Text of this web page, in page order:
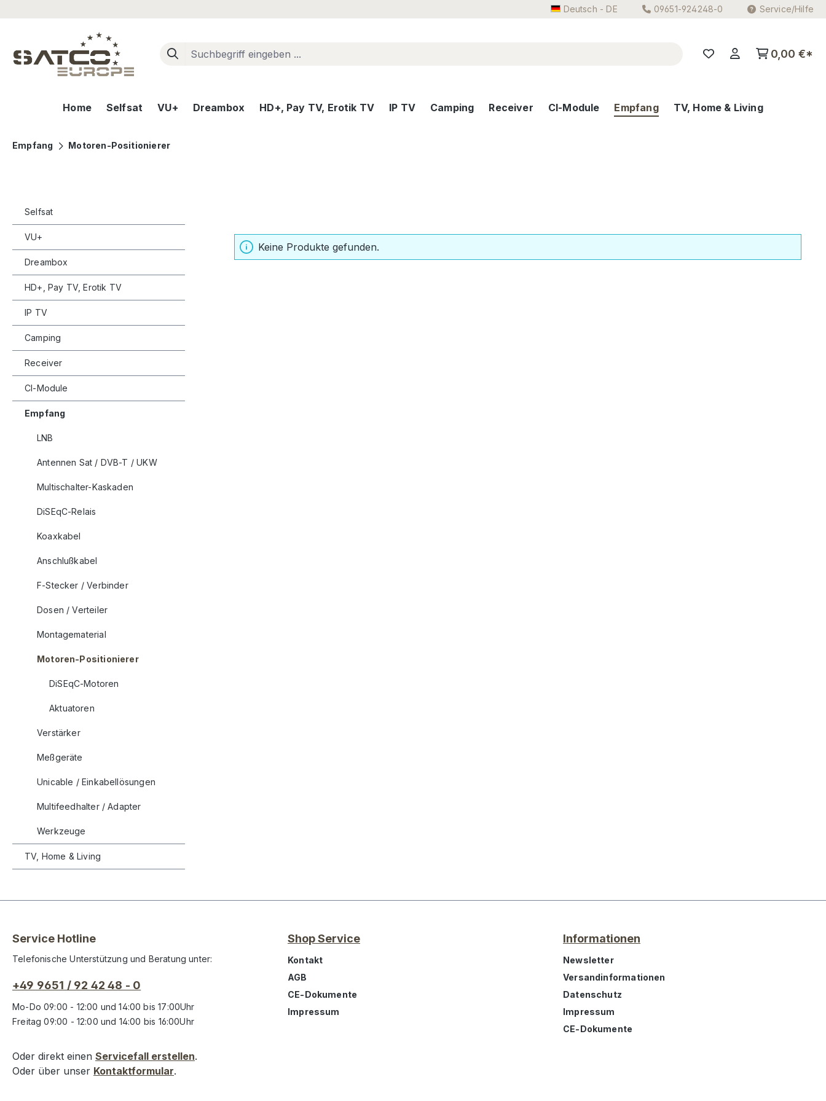
Deutsch - DE 09651-924248-0 Service/Hilfe
0,00 €*
Home Selfsat VU+ Dreambox HD+, Pay TV, Erotik TV IP TV Camping Receiver CI-Module Empfang TV, Home & Living
Empfang Motoren-Positionierer
Selfsat
VU+
Dreambox
HD+, Pay TV, Erotik TV
IP TV
Camping
Receiver
CI-Module
Empfang
LNB
Antennen Sat / DVB-T / UKW
Multischalter-Kaskaden
DiSEqC-Relais
Koaxkabel
Anschlußkabel
F-Stecker / Verbinder
Dosen / Verteiler
Montagematerial
Motoren-Positionierer
DiSEqC-Motoren
Aktuatoren
Verstärker
Meßgeräte
Unicable / Einkabellösungen
Multifeedhalter / Adapter
Werkzeuge
TV, Home & Living
Keine Produkte gefunden.
Service Hotline
Telefonische Unterstützung und Beratung unter:
+49 9651 / 92 42 48 - 0
Mo-Do 09:00 - 12:00 und 14:00 bis 17:00Uhr
Freitag 09:00 - 12:00 und 14:00 bis 16:00Uhr
Oder direkt einen Servicefall erstellen.
Oder über unser Kontaktformular.
Shop Service
Kontakt
AGB
CE-Dokumente
Impressum
Informationen
Newsletter
Versandinformationen
Datenschutz
Impressum
CE-Dokumente